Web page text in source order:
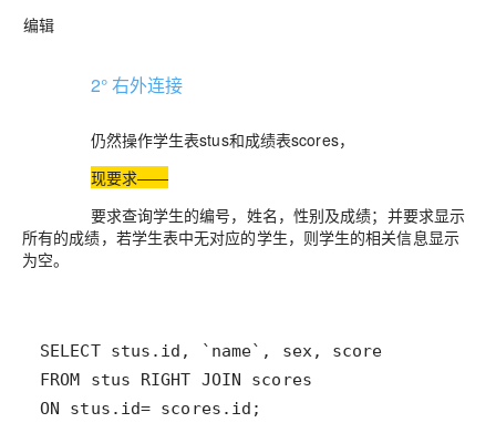
编辑
2° 右外连接
仍然操作学生表stus和成绩表scores，
现要求——
要求查询学生的编号，姓名，性别及成绩；并要求显示
所有的成绩，若学生表中无对应的学生，则学生的相关信息显示
为空。
SELECT stus .id , `name` , sex,
FROM stus RIGHT JOIN
ON stus .id= scores .id ;